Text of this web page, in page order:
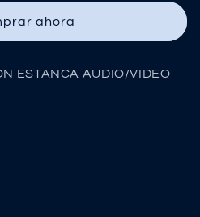
ahora
ESTANCA AUDIO/VIDEO